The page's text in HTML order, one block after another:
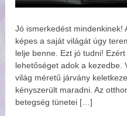
Jó ismerkedést mindenkinek!
képes a saját világát úgy
lelje benne. Ezt jó tudni!
lehetőséget adok a kezedbe.
világ méretű járvány
kényszerült maradni. Az
betegség tünetei […]